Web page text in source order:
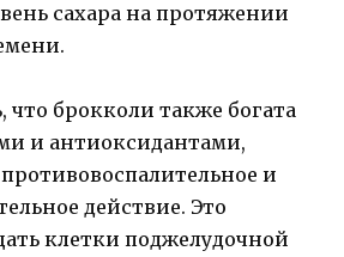
сахара на протяжении
что брокколи также богата
и антиоксидантами,
и
действие. Это
клетки поджелудочной